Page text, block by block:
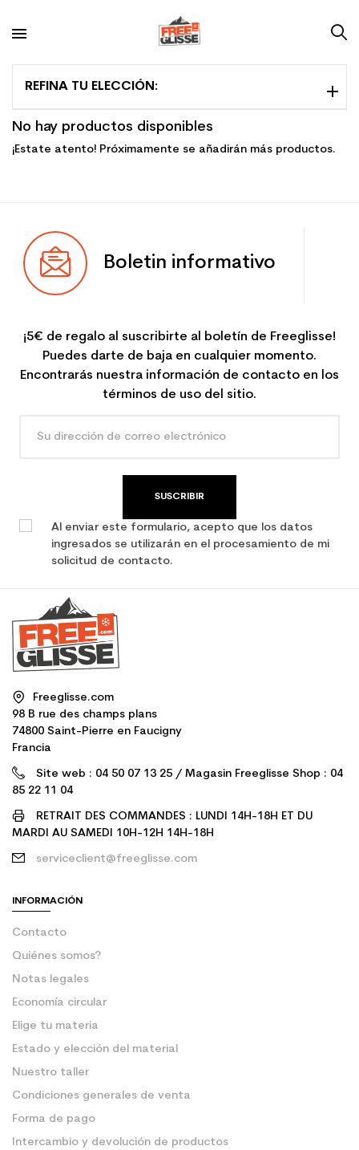
REFINA TU ELECCIÓN:
No hay productos disponibles
¡Estate atento! Próximamente se añadirán más productos.
Boletin informativo
¡5€ de regalo al suscribirte al boletín de Freeglisse!
Puedes darte de baja en cualquier momento.
Encontrarás nuestra información de contacto en los
términos de uso del sitio.
SUSCRIBIR
Al enviar este formulario, acepto que los datos
ingresados se utilizarán en el procesamiento de mi
solicitud de contacto.
Freeglisse.com
98 B rue des champs plans
74800 Saint-Pierre en Faucigny
Francia
Site web : 04 50 07 13 25 / Magasin Freeglisse Shop : 04
85 22 11 04
RETRAIT DES COMMANDES : LUNDI 14H-18H ET DU
MARDI AU SAMEDI 10H-12H 14H-18H
serviceclient@freeglisse.com
INFORMACIÓN
Contacto
Quiénes somos?
Notas legales
Economía circular
Elige tu materia
Estado y elección del material
Nuestro taller
Condiciones generales de venta
Forma de pago
Intercambio y devolución de productos